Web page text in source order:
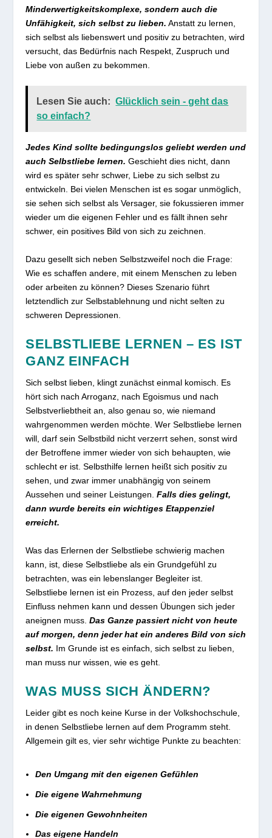
Minderwertigkeitskomplexe, sondern auch die
Unfähigkeit, sich selbst zu lieben. Anstatt zu lernen,
sich selbst als liebenswert und positiv zu betrachten, wird
versucht, das Bedürfnis nach Respekt, Zuspruch und
Liebe von außen zu bekommen.
Lesen Sie auch: Glücklich sein - geht das
so einfach?
Jedes Kind sollte bedingungslos geliebt werden und
auch Selbstliebe lernen. Geschieht dies nicht, dann
wird es später sehr schwer, Liebe zu sich selbst zu
entwickeln. Bei vielen Menschen ist es sogar unmöglich,
sie sehen sich selbst als Versager, sie fokussieren immer
wieder um die eigenen Fehler und es fällt ihnen sehr
schwer, ein positives Bild von sich zu zeichnen.
Dazu gesellt sich neben Selbstzweifel noch die Frage:
Wie es schaffen andere, mit einem Menschen zu leben
oder arbeiten zu können? Dieses Szenario führt
letztendlich zur Selbstablehnung und nicht selten zu
schweren Depressionen.
SELBSTLIEBE LERNEN – ES IST
GANZ EINFACH
Sich selbst lieben, klingt zunächst einmal komisch. Es
hört sich nach Arroganz, nach Egoismus und nach
Selbstverliebtheit an, also genau so, wie niemand
wahrgenommen werden möchte. Wer Selbstliebe lernen
will, darf sein Selbstbild nicht verzerrt sehen, sonst wird
der Betroffene immer wieder von sich behaupten, wie
schlecht er ist. Selbsthilfe lernen heißt sich positiv zu
sehen, und zwar immer unabhängig von seinem
Aussehen und seiner Leistungen.Falls dies gelingt,
dann wurde bereits ein wichtiges Etappenziel
erreicht.
Was das Erlernen der Selbstliebe schwierig machen
kann, ist, diese Selbstliebe als ein Grundgefühl zu
betrachten, was ein lebenslanger Begleiter ist.
Selbstliebe lernen ist ein Prozess, auf den jeder selbst
Einfluss nehmen kann und dessen Übungen sich jeder
aneignen muss.Das Ganze passiert nicht von heute
auf morgen, denn jeder hat ein anderes Bild von sich
selbst. Im Grunde ist es einfach, sich selbst zu lieben,
man muss nur wissen, wie es geht.
WAS MUSS SICH ÄNDERN?
Leider gibt es noch keine Kurse in der Volkshochschule,
in denen Selbstliebe lernen auf dem Programm steht.
Allgemein gilt es, vier sehr wichtige Punkte zu beachten:
Den Umgang mit den eigenen Gefühlen
Die eigene Wahrnehmung
Die eigenen Gewohnheiten
Das eigene Handeln